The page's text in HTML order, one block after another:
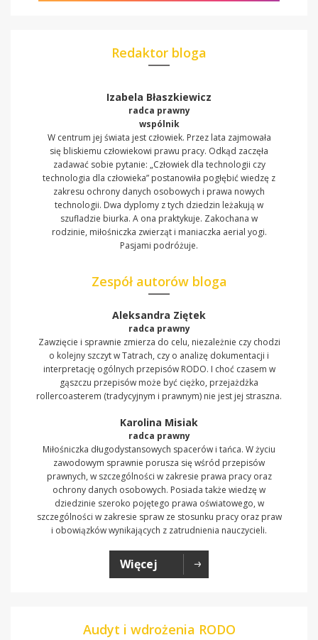
Redaktor bloga
Izabela Błaszkiewicz
radca prawny
wspólnik
W centrum jej świata jest człowiek. Przez lata zajmowała
się bliskiemu człowiekowi prawu pracy. Odkąd zaczęła
zadawać sobie pytanie: „Człowiek dla technologii czy
technologia dla człowieka” postanowiła pogłębić wiedzę z
zakresu ochrony danych osobowych i prawa nowych
technologii. Dwa dyplomy z tych dziedzin leżakują w
szufladzie biurka. A ona praktykuje. Zakochana w
rodzinie, miłośniczka zwierząt i maniaczka aerial yogi.
Pasjami podróżuje.
Zespół autorów bloga
Aleksandra Ziętek
radca prawny
Zawzięcie i sprawnie zmierza do celu, niezależnie czy chodzi
o kolejny szczyt w Tatrach, czy o analizę dokumentacji i
interpretację ogólnych przepisów RODO. I choć czasem w
gąszczu przepisów może być ciężko, przejażdżka
rollercoasterem (tradycyjnym i prawnym) nie jest jej straszna.
Karolina Misiak
radca prawny
Miłośniczka długodystansowych spacerów i tańca. W życiu
zawodowym sprawnie porusza się wśród przepisów
prawnych, w szczególności w zakresie prawa pracy oraz
ochrony danych osobowych. Posiada także wiedzę w
dziedzinie szeroko pojętego prawa oświatowego, w
szczególności w zakresie spraw ze stosunku pracy oraz praw
i obowiązków wynikających z zatrudnienia nauczycieli.
Więcej
Audyt i wdrożenia RODO